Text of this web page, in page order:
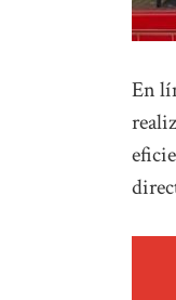
En